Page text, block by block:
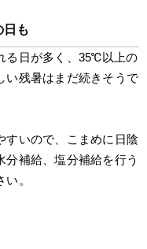
も
る日が多く、35℃以上の
い残暑はまだ続きそうで
すいので、こまめに日陰
補給、塩分補給を行う
。